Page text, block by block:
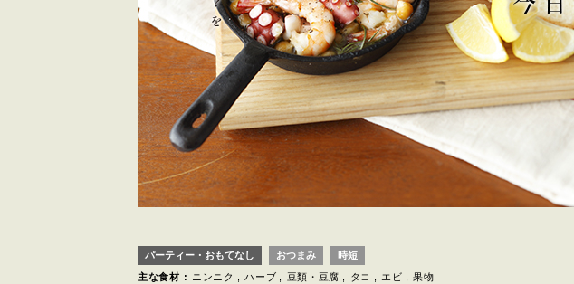
パーティー・おもてなし おつまみ
時短
主な食材 :
ニンニク ハーブ 豆類・豆腐 タコ エビ 果物